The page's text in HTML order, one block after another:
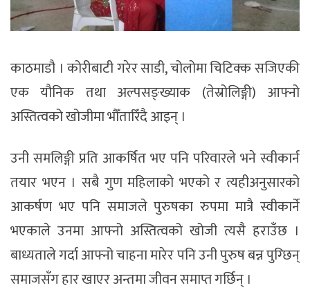
काठमाडौ । कोरीबाटी गरेर साडी, चोलोमा चिटिक्क सजिएकी
एक यौनिक तथा अल्पसङ्ख्याक (तेस्रोलिङ्गी) आफ्नो
अस्तित्वको खोजीमा भौँतारिँदै आइन् ।
उनी समलिङ्गी प्रति आकर्षित भए पनि परिवारले भने स्वीकार्न
तयार भएन । सबै गुण महिलाको भएको र त्यहीअनुसारको
आकर्षण भए पनि समाजले पुरुषका रुपमा मात्रै स्वीकार्ने
भएकाले उनमा आफ्नो अस्तित्वको खोजी त्यसै हराउँछ ।
बाध्यताले गर्दा आफ्नो चाहना मारेर पनि उनी पुरुष बन्न पुग्छिन्
समाजसँग हार खाएर अन्तमा जीवन समाप्त गर्छिन् ।